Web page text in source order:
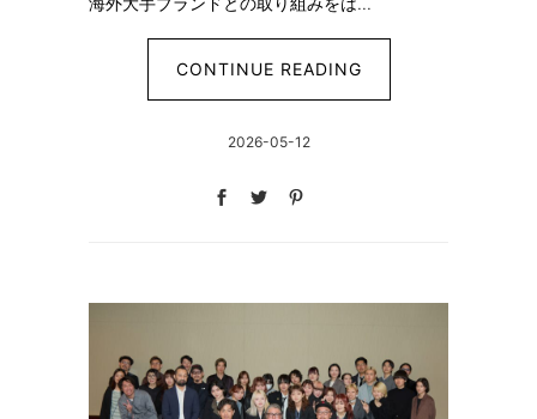
CONTINUE READING
2026-05-12